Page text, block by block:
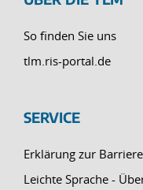
So finden Sie uns
tlm.ris-portal.de
SERVICE
Erklärung zur
Leichte Sprache -